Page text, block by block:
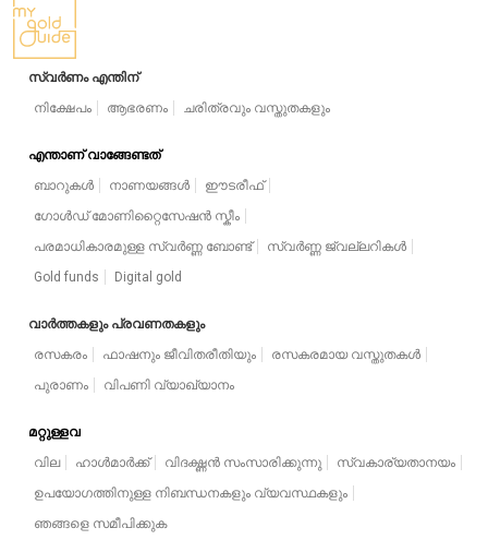
സ്വർണം എന്തിന്
നിക്ഷേപം
ആഭരണം ചരിത്രവും വസ്തുതകളും
എന്താണ് വാങ്ങേണ്ടത്
ബാറുകൾ
നാണയങ്ങൾ
ഈടരീഫ്
ഗോൾഡ് മോണിറ്റൈസേഷൻ സ്കീം
പരമാധികാരമുള്ള സ്വർണ്ണ ബോണ്ട്
സ്വർണ്ണ ജ്വല്ലറികൾ
Gold funds
Digital gold
വാർത്തകളും പ്രവണതകളും
രസകരം
ഫാഷനും ജീവിതരീതിയും
രസകരമായ വസ്തുതകൾ
പുരാണം
വിപണി വ്യാഖ്യാനം
മറ്റുള്ളവ
വില
ഹാൾമാർക്ക് വിദഗ്ദ്ധൻ സംസാരിക്കുന്നു
സ്വകാര്യതാനയം
ഉപയോഗത്തിനുള്ള നിബന്ധനകളും വ്യവസ്ഥകളും
ഞങ്ങളെ സമീപിക്കുക